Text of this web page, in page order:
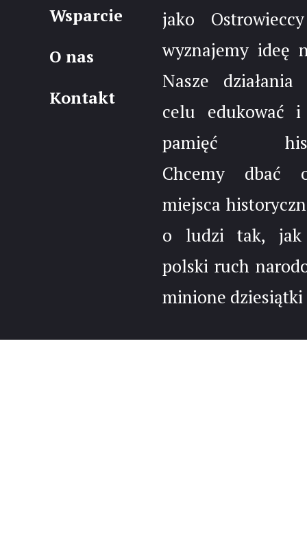
Wsparcie
O nas
Kontakt
jako
wyznajemy ideę
Nasze
celu edukować
pamięć
Chcemy dbać
miejsca
o ludzi tak, jak
polski ruch
minione